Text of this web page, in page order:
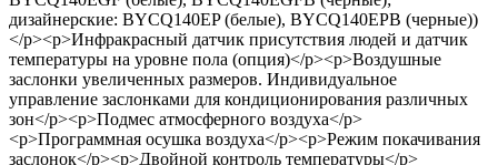
дизайнерские: BYCQ140EP (белые), BYCQ140EPB (черные))
</p><p>Инфракрасный датчик присутствия людей и датчик
температуры на уровне пола (опция)</p><p>Воздушные
заслонки увеличенных размеров. Индивидуальное
управление заслонками для кондиционирования различных
зон</p><p>Подмес атмосферного воздуха</p>
<p>Программная осушка воздуха</p><p>Режим покачивания
заслонок</p><p>Двойной контроль температуры</p>